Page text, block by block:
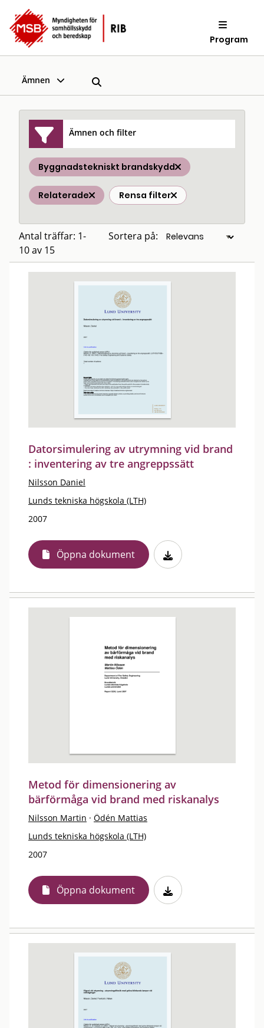
Program
Ämnen
Ämnen och filter
Byggnadstekniskt brandskydd
Relaterade Rensa filter
Antal träffar: 1-
10 av 15
Sortera på:
Datorsimulering av utrymning vid brand
: inventering av tre angreppssätt
Nilsson Daniel
Lunds tekniska högskola (LTH)
2007
Öppna dokument
Metod för dimensionering av
bärförmåga vid brand med riskanalys
Nilsson Martin · Ödén Mattias
Lunds tekniska högskola (LTH)
2007
Öppna dokument